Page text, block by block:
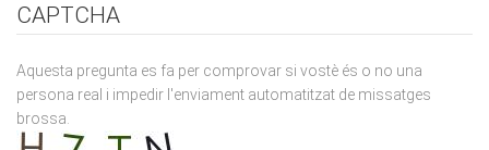
persona real i impedir l'enviament automatitzat de missatges
brossa.